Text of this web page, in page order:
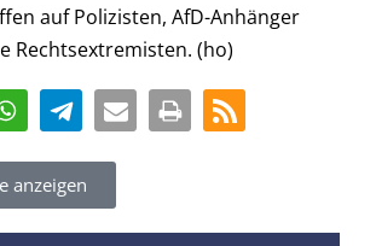
auf Polizisten, AfD-Anhänger
Rechtsextremisten. (ho)
anzeigen